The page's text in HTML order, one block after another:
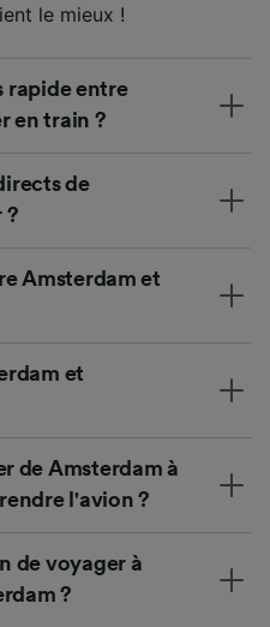
le mieux !
rapide entre
en train ?
de
?
Amsterdam et
et
de Amsterdam à
l'avion ?
de voyager à
?